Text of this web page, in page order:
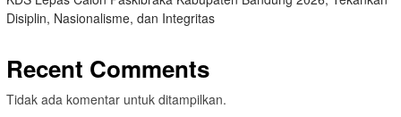
Disiplin, Nasionalisme, dan Integritas
Recent Comments
Tidak ada komentar untuk ditampilkan.